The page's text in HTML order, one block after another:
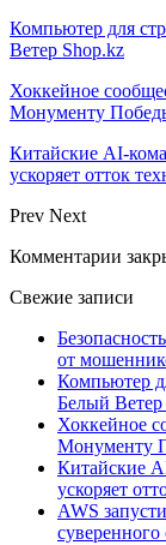
Компьютер для
Ветер Shop.kz
Хоккейное
Монументу
Китайские AI-
ускоряет отток
Prev Next
Комментарии
Свежие записи
от
Компьютер
Белый Ветер
Хоккейное
Монументу
Китайские
ускоряет
AWS